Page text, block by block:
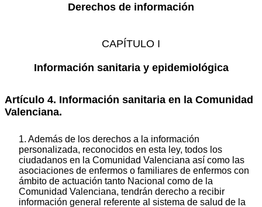
Derechos de información
CAPÍTULO I
Información sanitaria y epidemiológica
Artículo 4. Información sanitaria en la Comunidad
Valenciana.
1. Además de los derechos a la información
personalizada, reconocidos en esta ley, todos los
ciudadanos en la Comunidad Valenciana así como las
asociaciones de enfermos o familiares de enfermos con
ámbito de actuación tanto Nacional como de la
Comunidad Valenciana, tendrán derecho a recibir
información general referente al sistema de salud de la